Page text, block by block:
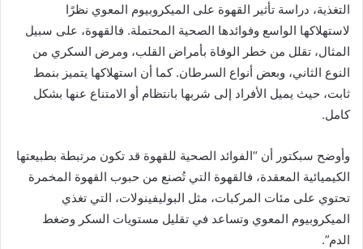
التغذية، دراسة تأثير القهوة على الميكروبيوم المعوي نظرًا
لاستهلاكها الواسع وفوائدها الصحية المحتملة. فالقهوة، على سبيل
المثال، تقلل من خطر الوفاة بأمراض القلب، ومرض السكري من
النوع الثاني، وبعض أنواع السرطان. كما أن استهلاكها يتميز بنمط
ثابت، حيث يميل الأفراد إلى شربها بانتظام أو الامتناع عنها بشكل
كامل.
وأوضح سبكتور أن “الفوائد الصحية للقهوة قد تكون مرتبطة بطبيعتها
الكيميائية المعقدة، فالقهوة التي تُصنع من حبوب القهوة المخمرة
تحتوي على مئات المركبات، مثل البوليفينولات، التي تغذي
الميكروبيوم المعوي وتساعد في تقليل مستويات السكر وضغط
الدم”.